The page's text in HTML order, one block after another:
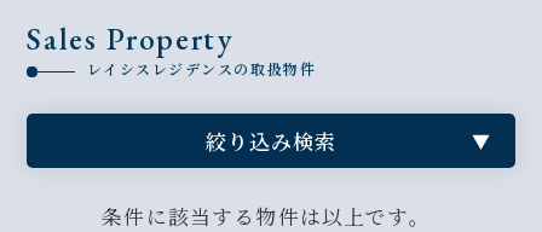
Sales Property
レイシスレジデンスの取扱物件
絞り込み検索
条件に該当する物件は以上です。